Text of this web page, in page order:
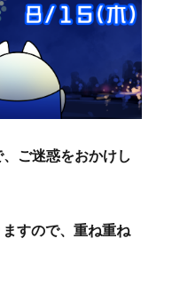
ご迷惑をおかけし
すので、重ね重ね